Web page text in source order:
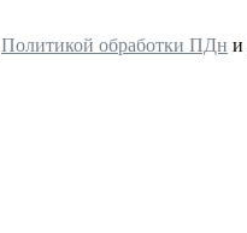
Политикой обработки ПДн и